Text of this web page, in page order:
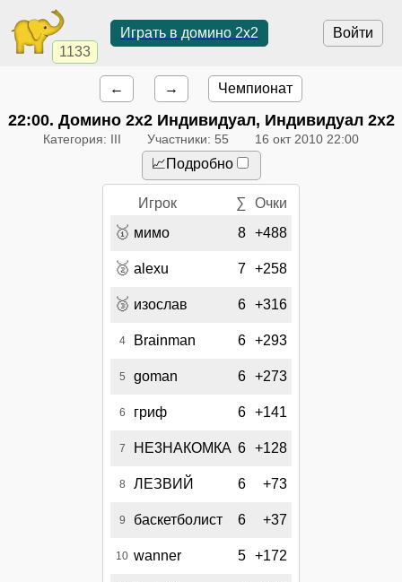
1133
Войти
Играть в домино 2x2
← → Чемпионат
22:00. Домино 2х2 Индивидуал, Индивидуал 2x2
Категория: III Участники: 55 16 окт 2010 22:00
📈Подробно
Игрок ∑ Очки
🥇 мимо 8 +488
🥈 alexu 7 +258
🥉 изослав 6 +316
4 Brainman 6 +293
5 goman 6 +273
6 гриф 6 +141
7 НЕ3НАКОМКА 6 +128
8 ЛЕЗВИЙ 6 +73
9 баскетболист 6 +37
10 wanner 5 +172